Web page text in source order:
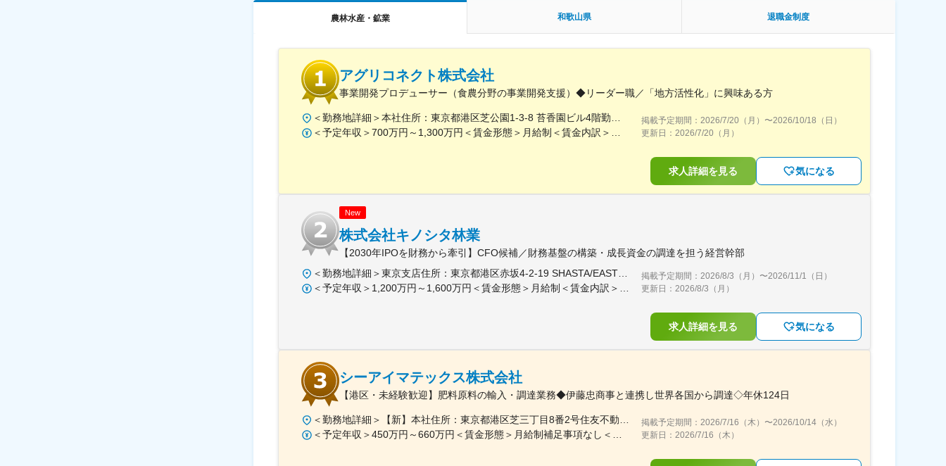
農林水産・鉱業 和歌山県 退職金制度
アグリコネクト株式会社
事業開発プロデューサー（食農分野の事業開発支援）◆リーダー職／「地方活性化」に興味ある方
＜勤務地詳細＞本社住所：東京都港区芝公園1-3-8 苔香園ビル4階勤務地最寄駅：都営三田線／御成門駅受動喫煙対策：屋内全面禁煙変更の範囲：会社の定める事業所
＜予定年収＞700万円～1,300万円＜賃金形態＞月給制＜賃金内訳＞月額（基本給）：400,000円～650,000円固定残業手当/月：92,640円～150,510円（固定残業時間30時間0分/月）超過した時間外労働の残業手当は追加支給＜月給＞492,640円～800,510円（一律手当を含む）＜昇給有無＞有＜残業手当＞有＜給与補足＞※給与は職歴、スキルなどに応じて相談※役職がつく場合は、別途、役職手当（50,000円～10,000円）を支給※マネージャー職以上の場合は、管理職のため残業代支給対象外■昇給：年1回（4月）■賞与：年1回（12月）賃金はあくまでも目安の金額であり、選考を通じて上下する可能性があります。月給(月額)は固定手当を含めた表記です。
掲載予定期間： 2026/7/20（月） 〜2026/10/18（日）
更新日： 2026/7/20（月）
求人詳細を見る 気になる
New
株式会社キノシタ林業
【2030年IPOを財務から牽引】CFO候補／財務基盤の構築・成長資金の調達を担う経営幹部
＜勤務地詳細＞東京支店住所：東京都港区赤坂4-2-19 SHASTA/EAST 5F勤務地最寄駅：東京メトロ線／赤坂見附駅受動喫煙対策：屋内全面禁煙変更の範囲：会社の定める事業所
＜予定年収＞1,200万円～1,600万円＜賃金形態＞月給制＜賃金内訳＞月額（基本給）：625,000円～875,000円固定残業手当/月：191,360円～267,920円（固定残業時間40時間0分/月）超過した時間外労働の残業手当は追加支給＜月給＞816,360円～1,142,920円（一律手当を含む）＜昇給有無＞有＜残業手当＞有＜給与補足＞※実績に応じて柔軟に検討します。■賞与：年2回（6、12月）■昇給：年1回（3、9月）賃金はあくまでも目安の金額であり、選考を通じて上下する可能性があります。月給(月額)は固定手当を含めた表記です。
掲載予定期間： 2026/8/3（月） 〜2026/11/1（日）
更新日： 2026/8/3（月）
求人詳細を見る 気になる
シーアイマテックス株式会社
【港区・未経験歓迎】肥料原料の輸入・調達業務◆伊藤忠商事と連携し世界各国から調達◇年休124日
＜勤務地詳細＞【新】本社住所：東京都港区芝三丁目8番2号住友不動産芝公園ファーストビル９階 勤務地最寄駅：都営地下鉄三田線／芝公園駅受動喫煙対策：屋内全面禁煙変更の範囲：会社の定める事業所
＜予定年収＞450万円～660万円＜賃金形態＞月給制補足事項なし＜賃金内訳＞月額（基本給）：280,000円～378,000円＜月給＞280,000円～378,000円＜昇給有無＞有＜残業手当＞有＜給与補足＞■賞与：年2回（6月/12月）■モデル年収：年収510万円 30歳（月給280,000円＋賞与）※時間外手当除く年収620万円 37歳（月給356,000円＋賞与）※時間外手当除く賃金はあくまでも目安の金額であり、選考を通じて上下する可能性があります。月給(月額)は固定手当を含めた表記です。
掲載予定期間： 2026/7/16（木） 〜2026/10/14（水）
更新日： 2026/7/16（木）